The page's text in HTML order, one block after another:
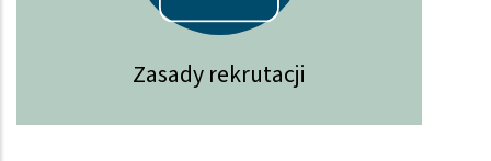
Zasady rekrutacji